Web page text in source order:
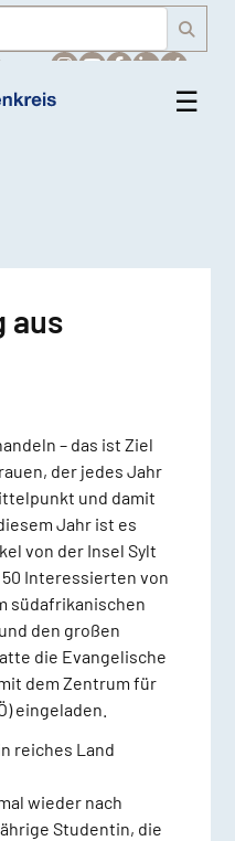
☰
aus
– das ist Ziel
der jedes Jahr
und damit
Jahr ist es
von der Insel Sylt
Interessierten von
südafrikanischen
den großen
die Evangelische
dem Zentrum für
eingeladen.
reiches Land
wieder nach
Studentin, die